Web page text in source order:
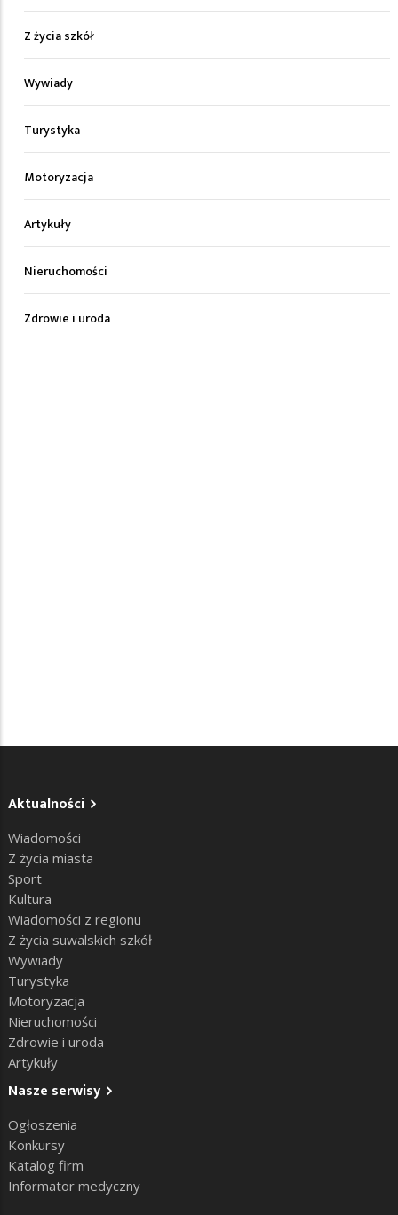
Z życia szkół
Wywiady
Turystyka
Motoryzacja
Artykuły
Nieruchomości
Zdrowie i uroda
Aktualności
Wiadomości
Z życia miasta
Sport
Kultura
Wiadomości z regionu
Z życia suwalskich szkół
Wywiady
Turystyka
Motoryzacja
Nieruchomości
Zdrowie i uroda
Artykuły
Nasze serwisy
Ogłoszenia
Konkursy
Katalog firm
Informator medyczny